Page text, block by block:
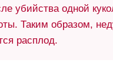
убийства одной
Таким образом,
расплод.